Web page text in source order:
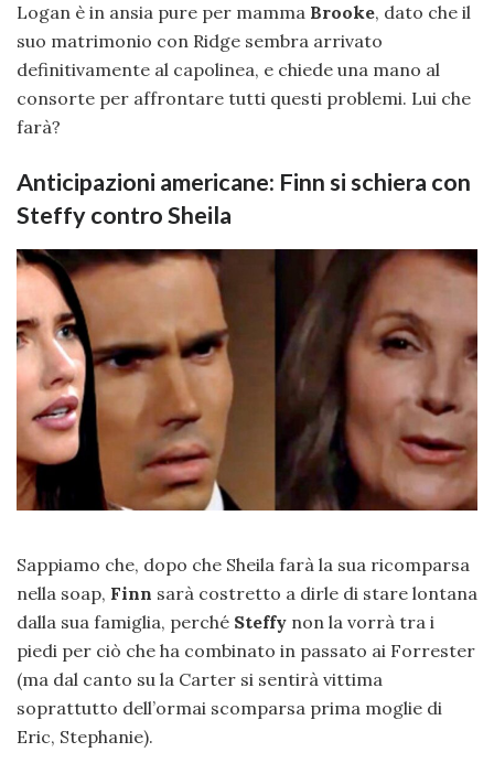
Logan è in ansia pure per mamma Brooke, dato che il
suo matrimonio con Ridge sembra arrivato
definitivamente al capolinea, e chiede una mano al
consorte per affrontare tutti questi problemi. Lui che
farà?
Anticipazioni americane: Finn si schiera con
Steffy contro Sheila
Sappiamo che, dopo che Sheila farà la sua ricomparsa
nella soap, Finn sarà costretto a dirle di stare lontana
dalla sua famiglia, perché Steffy non la vorrà tra i
piedi per ciò che ha combinato in passato ai Forrester
(ma dal canto su la Carter si sentirà vittima
soprattutto dell’ormai scomparsa prima moglie di
Eric, Stephanie).